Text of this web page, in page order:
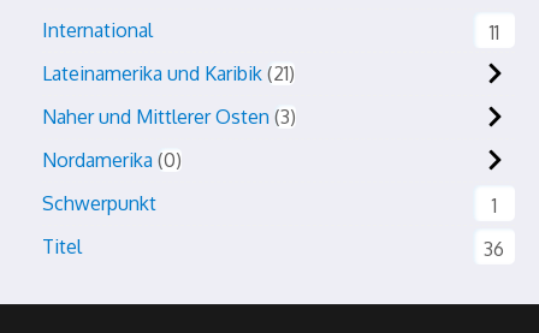
International
11
Lateinamerika und Karibik 21
Naher und Mittlerer Osten 3
Nordamerika 0
Schwerpunkt
1
Titel
36